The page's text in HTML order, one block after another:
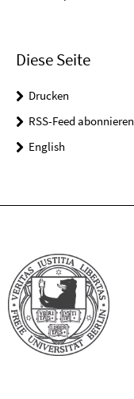
Diese Seite
Drucken
RSS-Feed abonnieren
English